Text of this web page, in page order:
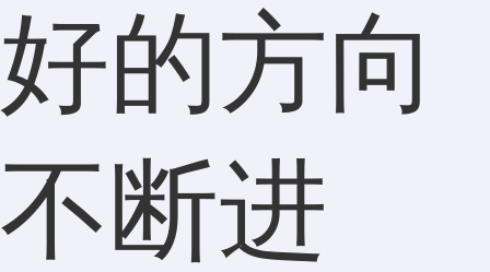
好的方向
不断进